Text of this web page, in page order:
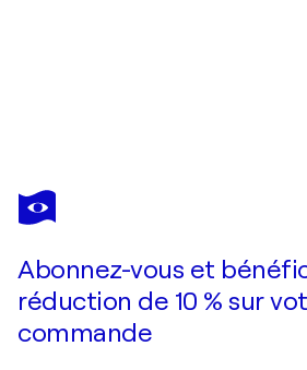
SANDRINE BELMONT
L'invisible
Abonnez-vous et
réduction de 10 % sur
commande